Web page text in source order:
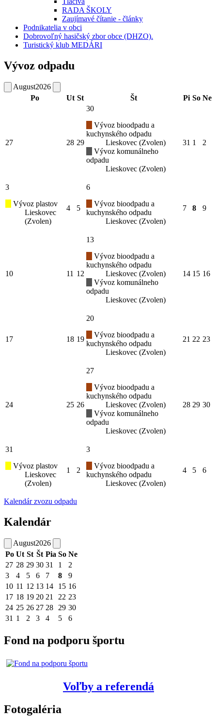
RADA ŠKOLY
Zaujímavé čítanie - články
Podnikatelia v obci
Dobrovoľný hasičský zbor obce (DHZO).
Turistický klub MEDÁRI
Vývoz odpadu
August2026
Po
Ut St Št Pi So Ne
27 28 29
30
Vývoz bioodpadu a
kuchynského odpadu
Lieskovec (Zvolen)
Vývoz komunálneho
odpadu
Lieskovec (Zvolen)
31 1 2
3
Vývoz plastov
Lieskovec
(Zvolen)
4 5
6
Vývoz bioodpadu a
kuchynského odpadu
Lieskovec (Zvolen)
7 8 9
10 11 12
13
Vývoz bioodpadu a
kuchynského odpadu
Lieskovec (Zvolen)
Vývoz komunálneho
odpadu
Lieskovec (Zvolen)
14 15 16
17 18 19
20
Vývoz bioodpadu a
kuchynského odpadu
Lieskovec (Zvolen)
21 22 23
24 25 26
27
Vývoz bioodpadu a
kuchynského odpadu
Lieskovec (Zvolen)
Vývoz komunálneho
odpadu
Lieskovec (Zvolen)
28 29 30
31
Vývoz plastov
Lieskovec
(Zvolen)
1 2
3
Vývoz bioodpadu a
kuchynského odpadu
Lieskovec (Zvolen)
4 5 6
Kalendár zvozu odpadu
Kalendár
August2026
Po Ut St Št Pia So Ne
27 28 29 30 31 1
2
3
4 5 6 7 8
9
10 11 12 13 14 15 16
17 18 19 20 21 22 23
24 25 26 27 28 29 30
31 1 2 3 4 5 6
Fond na podporu športu
Voľby a referendá
Fotogaléria